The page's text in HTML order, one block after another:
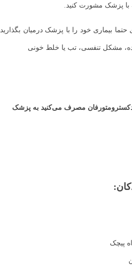
با پزشک مشورت کنید.
بیماری خود را با پزشک درمیان بگذارید
مشکل تنفسی، تب یا خلط خونی
دکسترومتورفان مصرف می‌کنید به پزشک
پیچک